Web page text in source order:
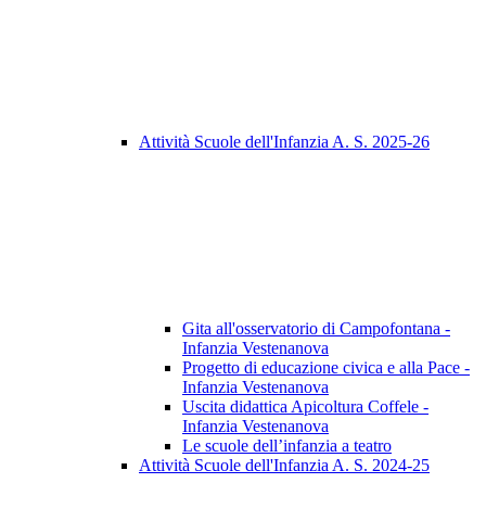
Attività Scuole dell'Infanzia A. S. 2025-26
Gita all'osservatorio di Campofontana -
Infanzia Vestenanova
Progetto di educazione civica e alla Pace -
Infanzia Vestenanova
Uscita didattica Apicoltura Coffele -
Infanzia Vestenanova
Le scuole dell’infanzia a teatro
Attività Scuole dell'Infanzia A. S. 2024-25